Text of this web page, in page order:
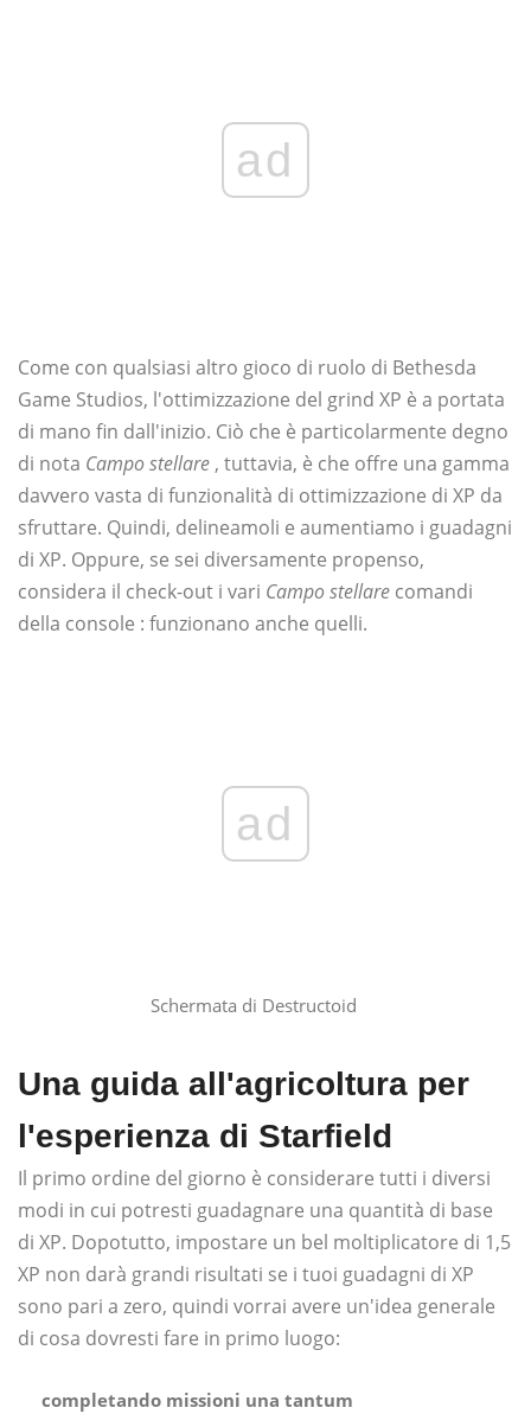
ad
Come con qualsiasi altro gioco di ruolo di Bethesda
Game Studios, l'ottimizzazione del grind XP è a portata
di mano fin dall'inizio. Ciò che è particolarmente degno
di nota Campo stellare , tuttavia, è che offre una gamma
davvero vasta di funzionalità di ottimizzazione di XP da
sfruttare. Quindi, delineamoli e aumentiamo i guadagni
di XP. Oppure, se sei diversamente propenso,
considera il check-out i vari Campo stellare comandi
della console : funzionano anche quelli.
ad
Schermata di Destructoid
Una guida all'agricoltura per
l'esperienza di Starfield
Il primo ordine del giorno è considerare tutti i diversi
modi in cui potresti guadagnare una quantità di base
di XP. Dopotutto, impostare un bel moltiplicatore di 1,5
XP non darà grandi risultati se i tuoi guadagni di XP
sono pari a zero, quindi vorrai avere un'idea generale
di cosa dovresti fare in primo luogo:
completando missioni una tantum